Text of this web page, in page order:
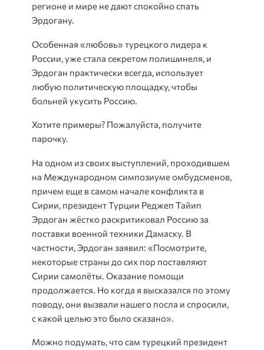
регионе и мире не дают спокойно спать
Эрдогану.
Особенная «любовь» турецкого лидера к
России, уже стала секретом полишинеля, и
Эрдоган практически всегда, использует
любую политическую площадку, чтобы
больней укусить Россию.
Хотите примеры? Пожалуйста, получите
парочку.
На одном из своих выступлений, проходившем
на Международном симпозиуме омбудсменов,
причем еще в самом начале конфликта в
Сирии, президент Турции Реджеп Тайип
Эрдоган жёстко раскритиковал Россию за
поставки военной техники Дамаску. В
частности, Эрдоган заявил: «Посмотрите,
некоторые страны до сих пор поставляют
Сирии самолёты. Оказание помощи
продолжается. Но когда я высказался по этому
поводу, они вызвали нашего посла и спросили,
с какой целью это было сказано».
Можно подумать, что сам турецкий президент